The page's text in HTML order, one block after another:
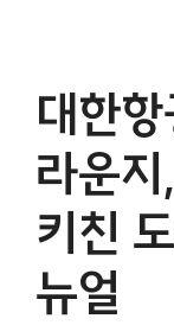
대한
라운
키친
뉴얼